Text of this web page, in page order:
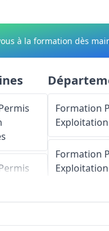
à la formation dès
Formation
Exploitation
Formation
Exploitation
Formation